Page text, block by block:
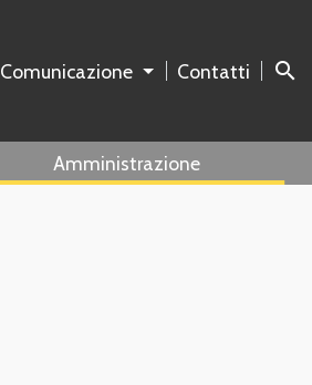
Comunicazione Contatti search
Amministrazione